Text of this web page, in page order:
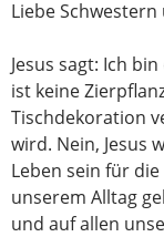
Liebe
Jesus sagt: Ich
ist keine
Tischdekoration
wird. Nein, Jesus
Leben sein für
unserem Alltag
und auf allen